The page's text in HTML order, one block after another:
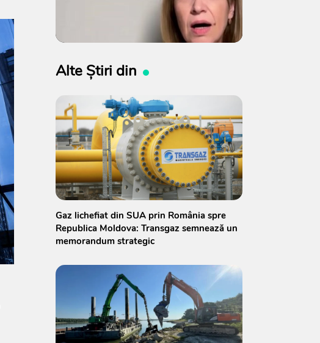
Alte Știri din
Gaz lichefiat din SUA prin România spre
Republica Moldova: Transgaz semnează un
memorandum strategic